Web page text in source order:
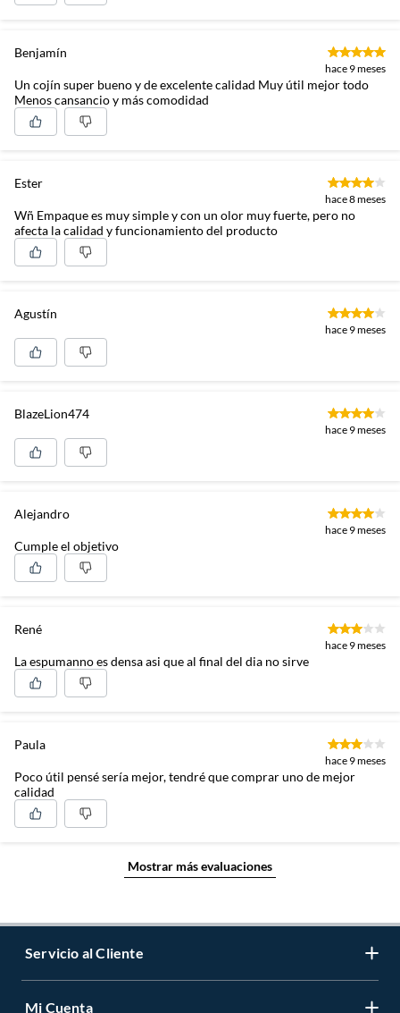
Benjamín
hace 9 meses
Un cojín super bueno y de excelente calidad Muy útil mejor todo
Menos cansancio y más comodidad
Ester
hace 8 meses
Wñ Empaque es muy simple y con un olor muy fuerte, pero no
afecta la calidad y funcionamiento del producto
Agustín
hace 9 meses
BlazeLion474
hace 9 meses
Alejandro
hace 9 meses
Cumple el objetivo
René
hace 9 meses
La espumanno es densa asi que al final del dia no sirve
Paula
hace 9 meses
Poco útil pensé sería mejor, tendré que comprar uno de mejor
calidad
Mostrar más evaluaciones
Servicio al Cliente
Contáctanos
Mi Cuenta